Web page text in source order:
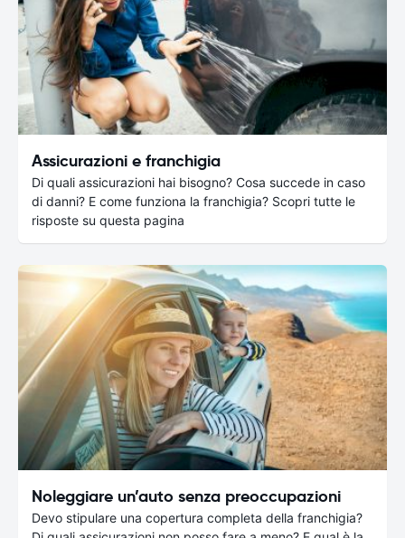
Assicurazioni e franchigia
Di quali assicurazioni hai bisogno? Cosa succede in caso
di danni? E come funziona la franchigia? Scopri tutte le
risposte su questa pagina
Noleggiare un’auto senza preoccupazioni
Devo stipulare una copertura completa della franchigia?